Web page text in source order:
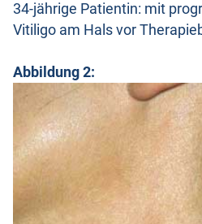
34-jährige Patientin: mit
Vitiligo am Hals vor
Abbildung 2: